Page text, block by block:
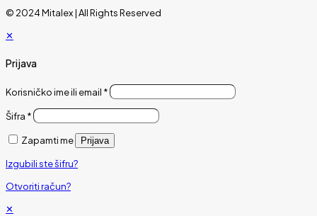
© 2024 Mitalex | All Rights Reserved
✕
Prijava
Korisničko ime ili email *
Šifra *
Zapamti me Prijava
Izgubili ste šifru?
Otvoriti račun?
✕